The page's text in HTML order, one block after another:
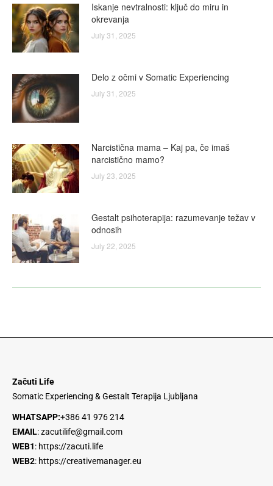
Iskanje nevtralnosti: ključ do miru in
okrevanja
July 31, 2025
Delo z očmi v Somatic Experiencing
July 31, 2025
Narcistična mama – Kaj pa, če imaš
narcistično mamo?
July 23, 2025
Gestalt psihoterapija: razumevanje težav v
odnosih
July 22, 2025
Začuti Life
Somatic Experiencing & Gestalt Terapija Ljubljana
WHATSAPP:+386 41 976 214
EMAIL:zacutilife@gmail.com
WEB1: https://zacuti.life
WEB2: https://creativemanager.eu